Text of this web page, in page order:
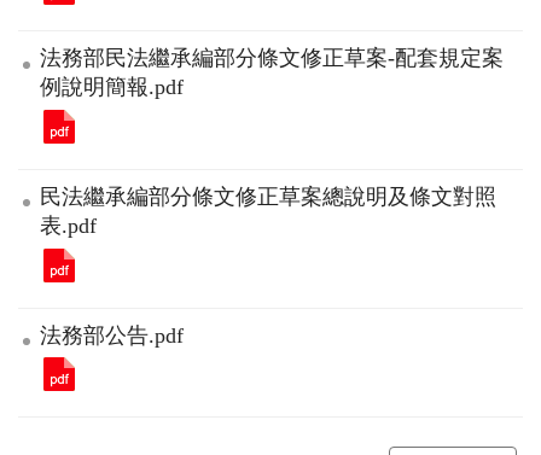
法務部民法繼承編部分條文修正草案-配套規定案
例說明簡報.pdf
民法繼承編部分條文修正草案總說明及條文對照
表.pdf
法務部公告.pdf